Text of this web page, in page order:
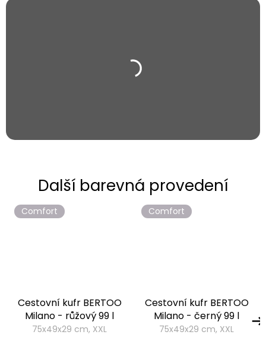
Comfort
Cestovní kufr BERTOO
Milano - růžový 99 l
75x49x29 cm, XXL
Comfort
Cestovní kufr BERTOO
Milano - černý 99 l
75x49x29 cm, XXL